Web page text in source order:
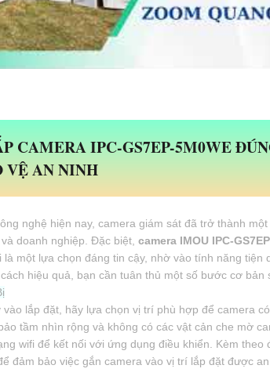
CAMERA IPC-GS7EP-5M0WE
VỆ AN NINH
nghệ hiện nay, camera giám sát đã trở thành
doanh nghiệp. Đặc biệt, camera IMOU IPC-
là một lựa chọn đáng tin cậy, nhờ vào tính năng
hiệu quả, bạn cần tuân thủ một số bước cơ bản
lắp đặt, hãy lựa chọn vị trí phù hợp để camera
tầm nhìn rộng và không có các vật cản che mờ
wifi để kết nối với ứng dụng điều khiển. Kèm
đảm bảo việc gắn camera vào vị trí lắp đặt được